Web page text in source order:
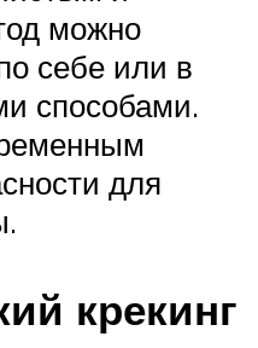
можно
себе или в
способами.
для
крекинг